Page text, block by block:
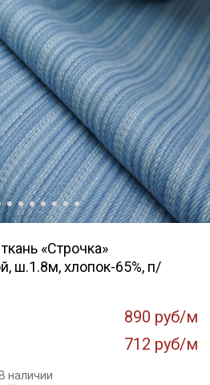
«Строчка»
ш.1.8м, хлопок-65%, п/
890 руб/м
712 руб/м
В наличии